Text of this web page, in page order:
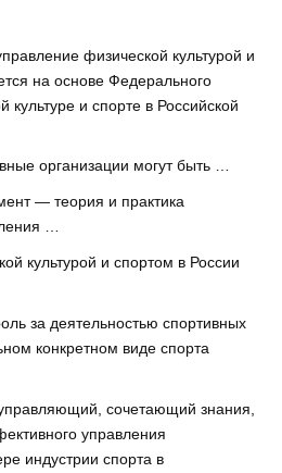
физической культурой и
на основе Федерального
культуре и спорте в Российской
организации могут быть …
— теория и практика
…
культурой и спортом в России
за деятельностью спортивных
конкретном виде спорта
сочетающий знания,
управления
индустрии спорта в